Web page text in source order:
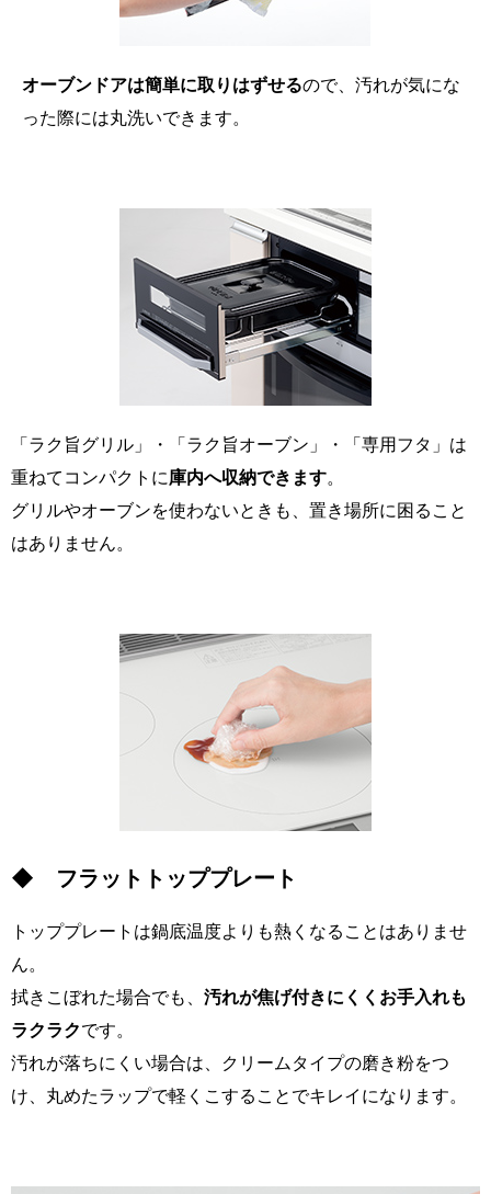
オーブンドアは簡単に取りはずせるので、汚れが気にな
った際には丸洗いできます。
「ラク旨グリル」・「ラク旨オーブン」・「専用フタ」は
重ねてコンパクトに庫内へ収納できます。
グリルやオーブンを使わないときも、置き場所に困ること
はありません。
◆ フラットトッププレート
トッププレートは鍋底温度よりも熱くなることはありませ
ん。
拭きこぼれた場合でも、 汚れが焦げ付きにくくお手入れも
ラクラクです。
汚れが落ちにくい場合は、クリームタイプの磨き粉をつ
け、丸めたラップで軽くこすることでキレイになります。